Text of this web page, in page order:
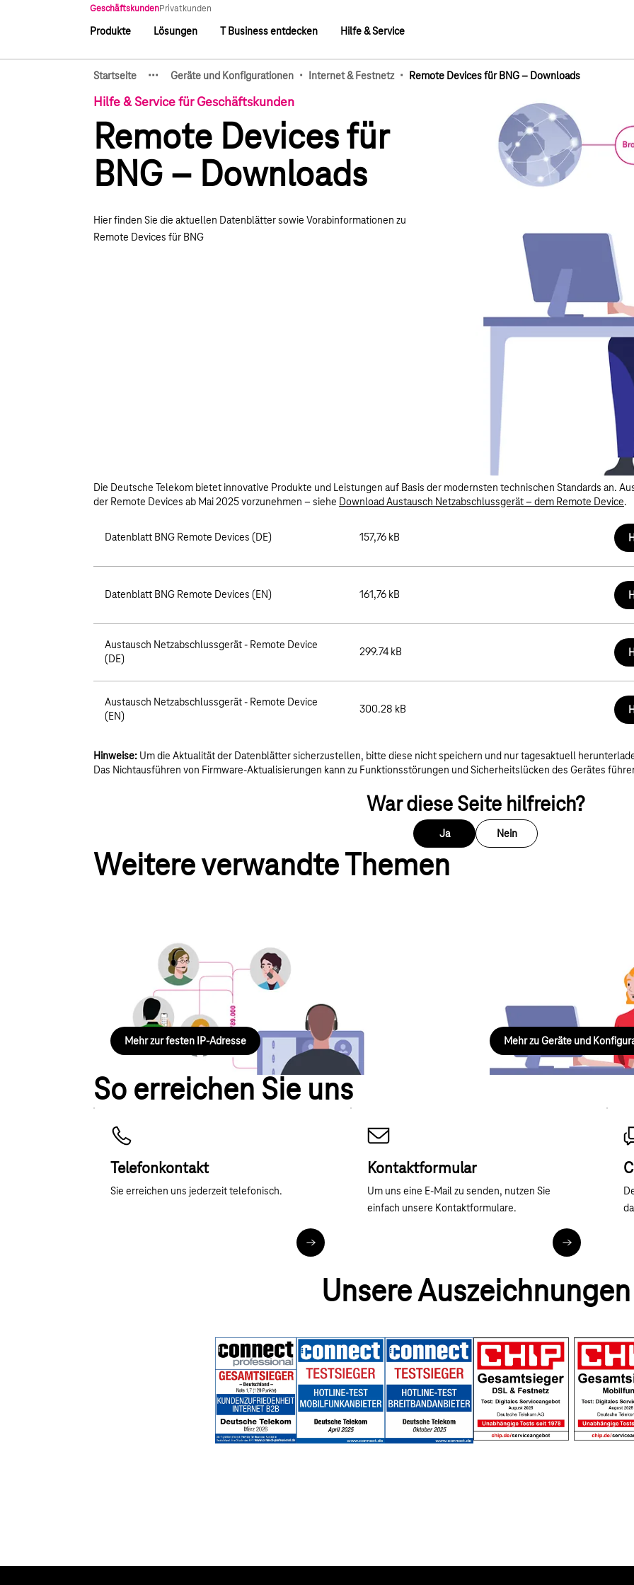
GeschäftskundenPrivatkunden
Hauptnavigation
Produkte Lösungen T Business entdecken Hilfe & Service
Startseite
Zeige verborgene Breadcrumb-Elemente
··· Geräte und Konfigurationen · Internet & Festnetz · Remote Devices für BNG – Downloads
Hilfe & Service für Geschäftskunden
Remote Devices für
BNG – Downloads
Hier finden Sie die aktuellen Datenblätter sowie Vorabinformationen zu
Remote Devices für BNG
Die Deutsche Telekom bietet innovative Produkte und Leistungen auf Basis der modernsten technischen Standards an.
der Remote Devices ab Mai 2025 vorzunehmen – siehe Download Austausch Netzabschlussgerät – dem Remote Device.
Datenblatt BNG Remote Devices (DE) 157,76 kB
Datenblatt BNG Remote Devices (EN) 161,76 kB
Austausch Netzabschlussgerät - Remote Device
(DE)
299.74 kB
Austausch Netzabschlussgerät - Remote Device
(EN)
300.28 kB
Hinweise:Um die Aktualität der Datenblätter sicherzustellen, bitte diese nicht speichern und nur tagesaktuell
Das Nichtausführen von Firmware-Aktualisierungen kann zu Funktionsstörungen und Sicherheitslücken des Gerätes
War diese Seite hilfreich?
Ja Nein
Weitere verwandte Themen
Feste IP-Adresse
Erfahren Sie, wie Sie eine feste IP-Adresse buchen, aktivieren und übertragen
können – einfach erklärt in unserem Hilfe-Bereich.
Mehr zur festen IP-Adresse
Wissenswertes rund um
Sonderdienste – kompakt und
Mehr zu Geräte und
So erreichen Sie uns
Telefonkontakt
Sie erreichen uns jederzeit telefonisch.
Mehr zum Telefonkontakt
Kontaktformular
Um uns eine E-Mail zu senden, nutzen Sie
einfach unsere Kontaktformulare.
Unsere Auszeichnungen